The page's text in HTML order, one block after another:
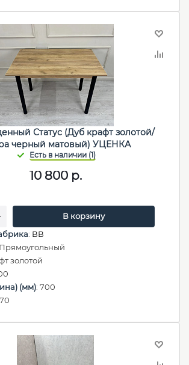
Статус (Дуб крафт золотой/
черный матовый) УЦЕНКА
10 800р.
В корзину
: ВВ
золотой
(мм): 700